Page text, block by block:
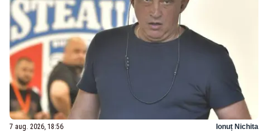
7 aug. 2026, 18:56 Ionuț Nichita